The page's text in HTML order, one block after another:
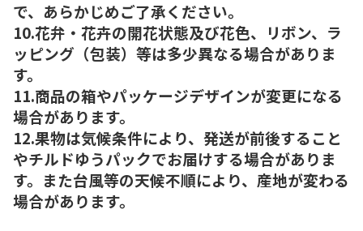
で、あらかじめご了承ください。
10.花弁・花卉の開花状態及び花色、リボン、ラ
ッピング（包装）等は多少異なる場合がありま
す。
11.商品の箱やパッケージデザインが変更になる
場合があります。
12.果物は気候条件により、発送が前後すること
やチルドゆうパックでお届けする場合がありま
す。また台風等の天候不順により、産地が変わる
場合があります。